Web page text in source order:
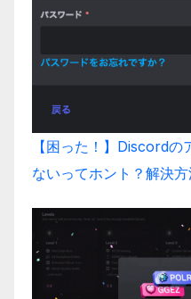
【困った！】Discordの
ないってホント？解決方